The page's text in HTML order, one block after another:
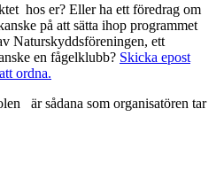
hos er? Eller ha ett föredrag om
på att sätta ihop programmet
Naturskyddsföreningen, ett
en fågelklubb? Skicka epost
ordna.
är sådana som organisatören tar